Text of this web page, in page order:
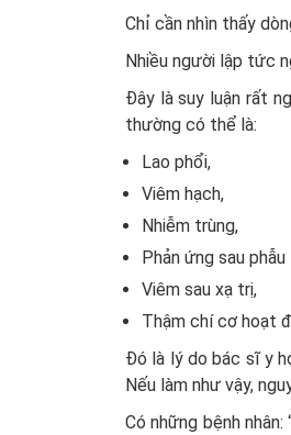
Chỉ cần nhìn thấy
Nhiều người lập tức
Đây là suy luận rất
thường có thể là:
Lao phổi,
Viêm hạch,
Nhiễm trùng,
Phản ứng sau
Viêm sau xạ trị,
Thậm chí cơ hoạt
Đó là lý do bác sĩ y
Nếu làm như vậy,
Có những bệnh